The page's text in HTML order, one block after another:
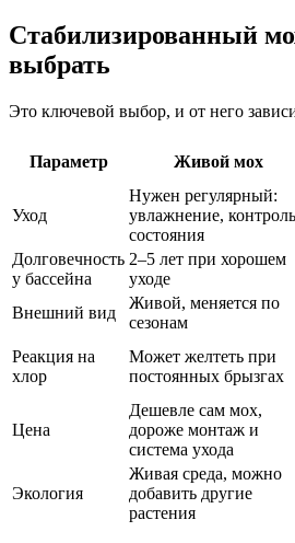
Стабилизированный
выбрать
Это ключевой выбор, и от него
Параметр Живой мох
Уход
Нужен регулярный:
увлажнение, контроль
состояния
Долговечность
у бассейна
2–5 лет при хорошем
уходе
Внешний вид
Живой, меняется по
сезонам
Реакция на
хлор
Может желтеть при
постоянных брызгах
Цена
Дешевле сам мох,
дороже монтаж и
система ухода
Экология
Живая среда, можно
добавить другие
растения